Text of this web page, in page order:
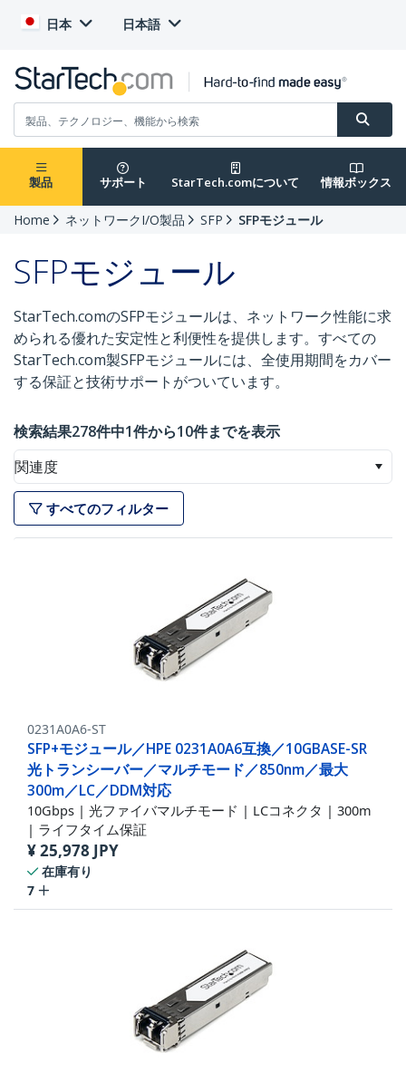
日本 日本語
製品 サポート StarTech.comについて 情報ボックス
Home ネットワークI/O製品 SFP SFPモジュール
SFPモジュール
StarTech.comのSFPモジュールは、ネットワーク性能に求
められる優れた安定性と利便性を提供します。すべての
StarTech.com製SFPモジュールには、全使用期間をカバー
する保証と技術サポートがついています。
検索結果278件中1件から10件までを表示
関連度
すべてのフィルター
0231A0A6-ST
SFP+モジュール／HPE 0231A0A6互換／10GBASE-SR
光トランシーバー／マルチモード／850nm／最大
300m／LC／DDM対応
10Gbps | 光ファイバマルチモード | LCコネクタ | 300m
| ライフタイム保証
¥25,978 JPY
在庫有り
7